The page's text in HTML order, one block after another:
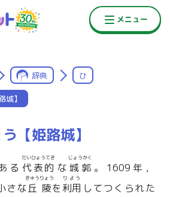
辞典 ひ
城】
【姫路城】
る 代表的
だいひょうてき
な 城郭
じょうかく
。1609年，
さな丘陵
きゅうりょう
を利用
りよう
してつくられた